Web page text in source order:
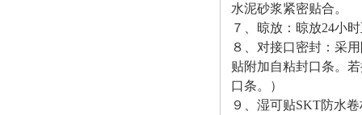
水泥砂浆紧密贴合。
７、晾放：晾放24小
８、对接口密封：采
贴附加自粘封口条。
口条。）
９、湿可贴SKT防水